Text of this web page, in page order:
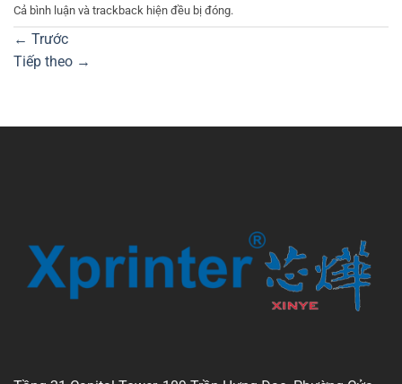
Cả bình luận và trackback hiện đều bị đóng.
← Trước
Tiếp theo →